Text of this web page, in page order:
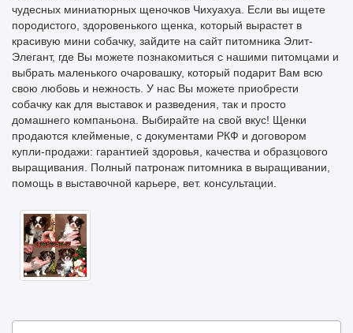
чудесных миниатюрных щеночков Чихуахуа. Если вы ищете
породистого, здоровенького щенка, который вырастет в
красивую мини собачку, зайдите на сайт питомника Элит-
Элегант, где Вы можете познакомиться с нашими питомцами и
выбрать маленького очаровашку, который подарит Вам всю
свою любовь и нежность. У нас Вы можете приобрести
собачку как для выставок и разведения, так и просто
домашнего компаньона. Выбирайте на свой вкус! Щенки
продаются клейменые, с документами РКФ и договором
купли-продажи: гарантией здоровья, качества и образцового
выращивания. Полный патронаж питомника в выращивании,
помощь в выставочной карьере, вет. консультации.